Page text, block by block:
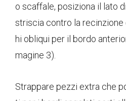
o scaffale, posiziona il lato
striscia contro la recinzione
hi obliqui per il bordo
magine 3).
Strappare pezzi extra che